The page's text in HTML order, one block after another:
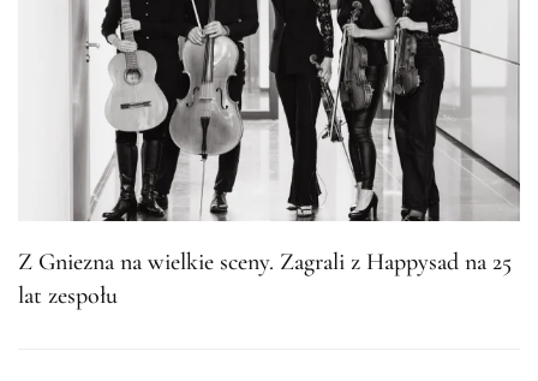
Z Gniezna na wielkie sceny. Zagrali z Happysad na 25
lat zespołu